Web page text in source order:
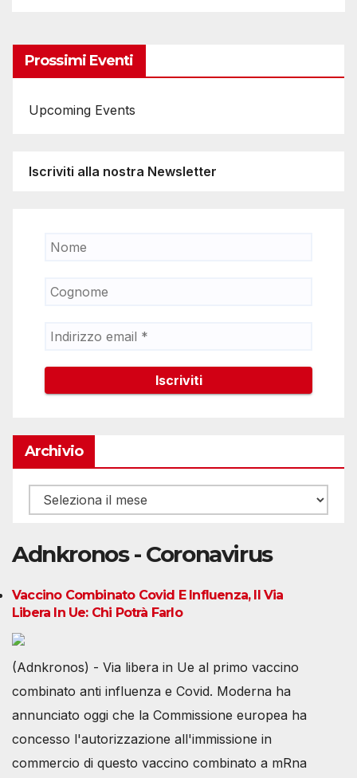
Prossimi Eventi
Upcoming Events
Iscriviti alla nostra Newsletter
Archivio
Archivio
Adnkronos - Coronavirus
Vaccino Combinato Covid E Influenza, Il Via
Libera In Ue: Chi Potrà Farlo
(Adnkronos) - Via libera in Ue al primo vaccino
combinato anti influenza e Covid. Moderna ha
annunciato oggi che la Commissione europea ha
concesso l'autorizzazione all'immissione in
commercio di questo vaccino combinato a mRna